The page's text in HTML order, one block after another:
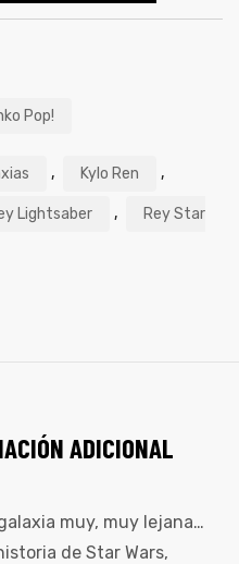
Pop!
, Kylo Ren ,
Lightsaber , Rey Star
ADICIONAL
muy, muy lejana…
de Star Wars,